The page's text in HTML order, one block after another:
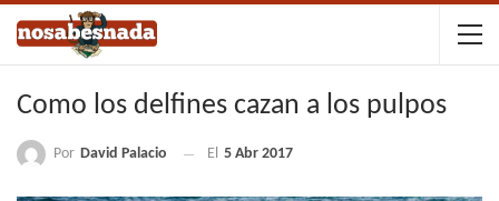
Como los delfines cazan a los pulpos
Por David Palacio El 5 Abr 2017